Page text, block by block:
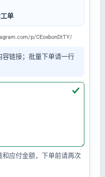
单
p/CEoxbonDtTY/
链接；批量下单请一行
应付金额，下单前请再次